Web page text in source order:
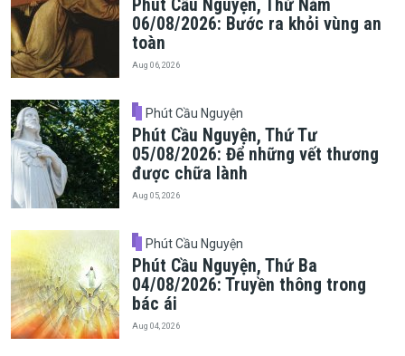
Phút Cầu Nguyện, Thứ Năm
06/08/2026: Bước ra khỏi vùng an
toàn
Aug 06, 2026
Phút Cầu Nguyện
Phút Cầu Nguyện, Thứ Tư
05/08/2026: Để những vết thương
được chữa lành
Aug 05, 2026
Phút Cầu Nguyện
Phút Cầu Nguyện, Thứ Ba
04/08/2026: Truyền thông trong
bác ái
Aug 04, 2026